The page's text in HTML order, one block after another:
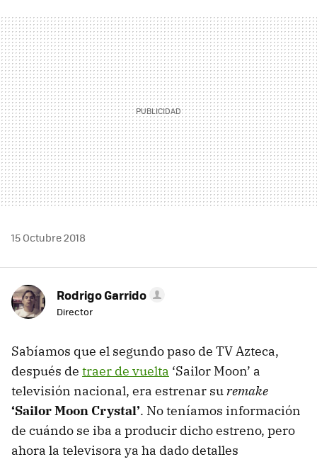
MAIL
15 Octubre 2018
Rodrigo Garrido
Director
Sabíamos que el segundo paso de TV Azteca,
después de traer de vuelta ‘Sailor Moon’ a
televisión nacional, era estrenar suremake
‘Sailor Moon Crystal’. No teníamos información
de cuándo se iba a producir dicho estreno, pero
ahora la televisora ya ha dado detalles